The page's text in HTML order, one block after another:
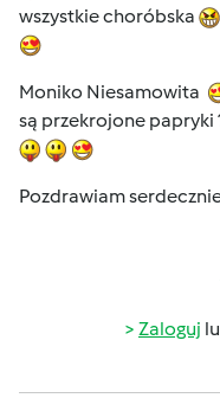
wszystkie choróbska
Moniko Niesamowita
są przekrojone papryki
Pozdrawiam
Zaloguj